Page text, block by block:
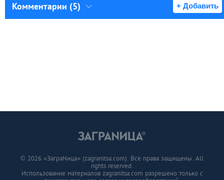
Комментарии (5) + Добавить
© 2026 «ЗаграNица» (zagranitsa.com). Все права защищены. All
rights reserved.
Использование материалов zagranitsa.com разрешено только с